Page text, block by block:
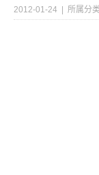
2012-01-24 | 所属分